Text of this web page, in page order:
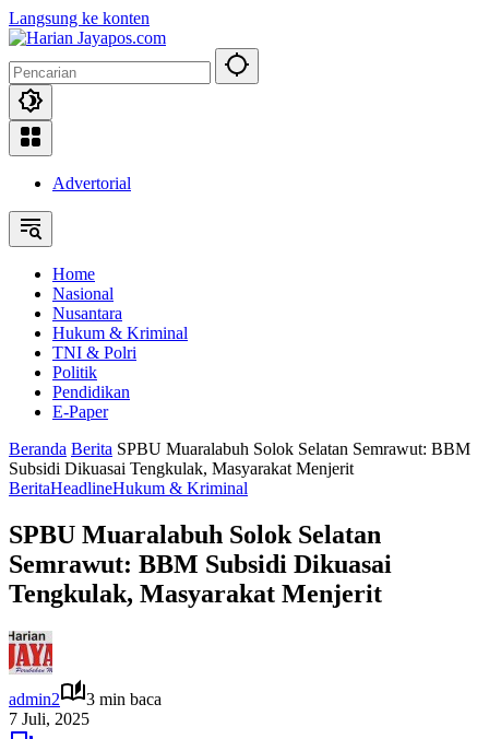
Langsung ke konten
Advertorial
Home
Nasional
Nusantara
Hukum & Kriminal
TNI & Polri
Politik
Pendidikan
E-Paper
Beranda Berita SPBU Muaralabuh Solok Selatan Semrawut: BBM
Subsidi Dikuasai Tengkulak, Masyarakat Menjerit
BeritaHeadlineHukum & Kriminal
SPBU Muaralabuh Solok Selatan
Semrawut: BBM Subsidi Dikuasai
Tengkulak, Masyarakat Menjerit
admin2
3 min baca
7 Juli, 2025